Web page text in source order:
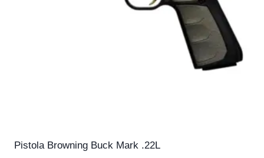
Pistola Browning Buck Mark .22L